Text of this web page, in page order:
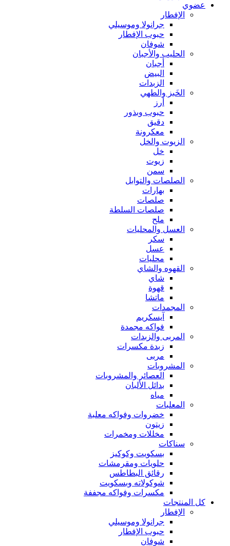
عضوي
الإفطار
جرانولا وموسيلي
حبوب الإفطار
شوفان
الحليب والأجبان
أجبان
البيض
الزبدات
الخَبز والطهي
أرز
حبوب وبذور
دقيق
معكرونة
الزيوت والخل
خل
زيوت
سمن
الصلصات والتوابل
بهارات
صلصات
صلصات السلطة
ملح
العسل والمحليات
سكر
عسل
محليات
القهوه والشاي
شاي
قهوة
ماتشا
المجمدات
آيسكريم
فواكه مجمدة
المربى والزبدات
زبدة مكسرات
مربى
المشروبات
العصائر والمشروبات
بدائل الألبان
مياه
المعلبات
خضروات وفواكه معلبة
زيتون
مخللات ومخمرات
سناكات
بسكويت وكوكيز
حلويات ومقرمشات
رقائق البطاطس
شوكولاته وبسكويت
مكسرات وفواكه مجففة
كل المنتجات
الإفطار
جرانولا وموسيلي
حبوب الإفطار
شوفان